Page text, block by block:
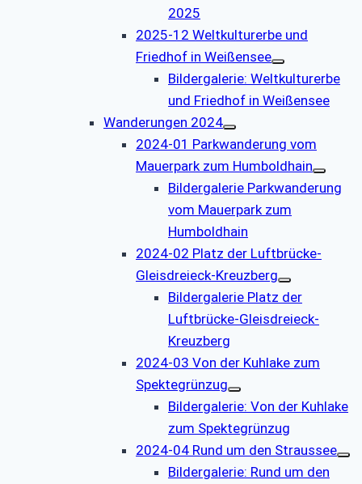
2025
2025-12 Weltkulturerbe und
Friedhof in Weißensee
Bildergalerie: Weltkulturerbe
und Friedhof in Weißensee
Wanderungen 2024
2024-01 Parkwanderung vom
Mauerpark zum Humboldhain
Bildergalerie Parkwanderung
vom Mauerpark zum
Humboldhain
2024-02 Platz der Luftbrücke-
Gleisdreieck-Kreuzberg
Bildergalerie Platz der
Luftbrücke-Gleisdreieck-
Kreuzberg
2024-03 Von der Kuhlake zum
Spektegrünzug
Bildergalerie: Von der Kuhlake
zum Spektegrünzug
2024-04 Rund um den Straussee
Bildergalerie: Rund um den